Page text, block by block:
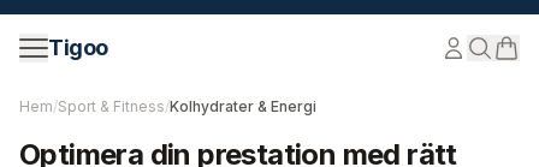
Hoppa till innehåll
Tigoo
Hem/Sport & Fitness/Kolhydrater & Energi
Optimera din prestation med rätt